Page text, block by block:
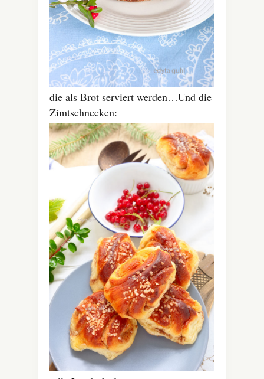
die als Brot serviert werden…Und die
Zimtschnecken: